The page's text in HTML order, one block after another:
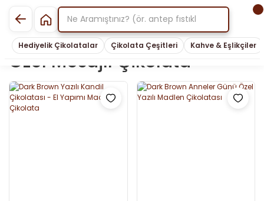
Hediyelik Çikolatalar Çikolata Çeşitleri Kahve & Eşlikçiler
Özel Mesajlı Çikolata